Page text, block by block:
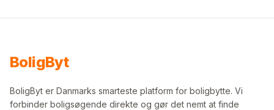
BoligByt
BoligByt er Danmarks smarteste platform for boligbytte. Vi
forbinder boligsøgende direkte og gør det nemt at finde